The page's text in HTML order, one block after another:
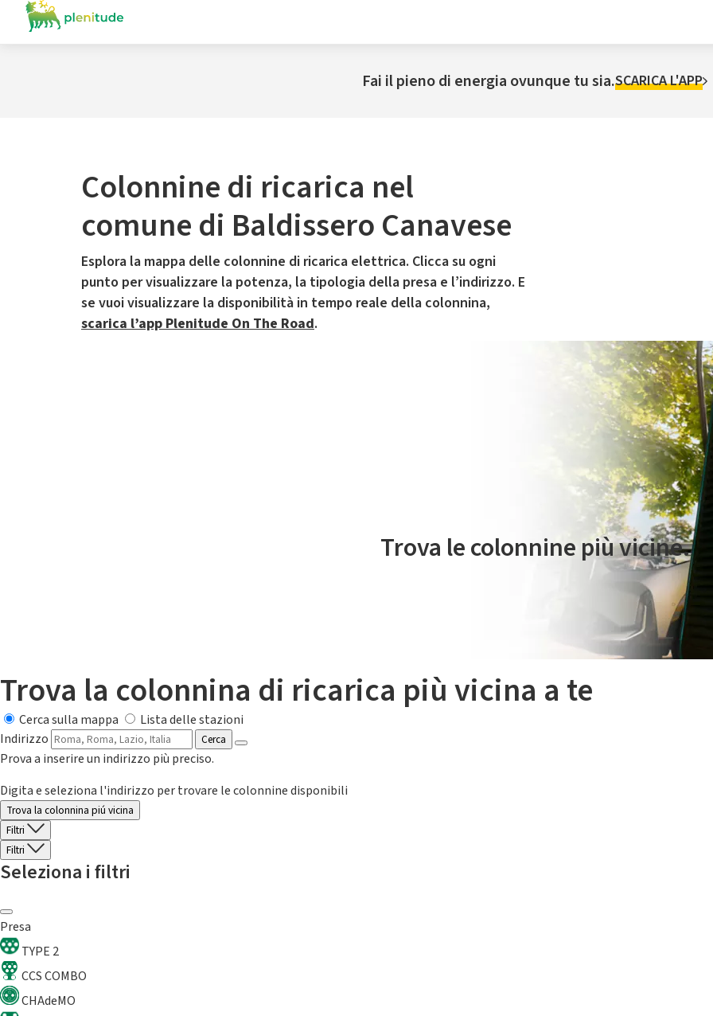
Fai il pieno di energia ovunque tu sia.SCARICA L'APP
Colonnine di ricarica nel
comune di Baldissero Canavese
Esplora la mappa delle colonnine di ricarica elettrica. Clicca su ogni
punto per visualizzare la potenza, la tipologia della presa e l’indirizzo. E
se vuoi visualizzare la disponibilità in tempo reale della colonnina,
scarica l’app Plenitude On The Road.
Il servizio di mobilità elettrica è gestito da Plenitude On The Road
Trova le colonnine più vicine.
Trova la colonnina di ricarica più vicina a te
Cerca sulla mappa
Lista delle stazioni
Indirizzo
Cerca
Prova a inserire un indirizzo più preciso.
Digita e seleziona l'indirizzo per trovare le colonnine disponibili
Trova la colonnina piú vicina
Filtri
Filtri
Seleziona i filtri
Presa
TYPE 2
CCS COMBO
CHAdeMO